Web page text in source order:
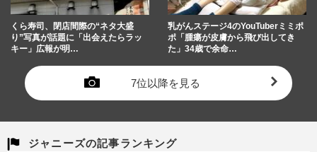
くら寿司、閉店間際の“ネタ大盛
り”写真が話題に「出会えたらラッ
キー」広報が明…
乳がんステージ4のYouTuberミミポ
ポ「腫瘍が皮膚から飛び出してき
た」34歳で余命…
7位以降を見る
ジャニーズの記事ランキング